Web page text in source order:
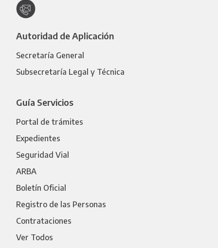
Autoridad de Aplicación
Secretaría General
Subsecretaría Legal y Técnica
Guía Servicios
Portal de trámites
Expedientes
Seguridad Vial
ARBA
Boletín Oficial
Registro de las Personas
Contrataciones
Ver Todos